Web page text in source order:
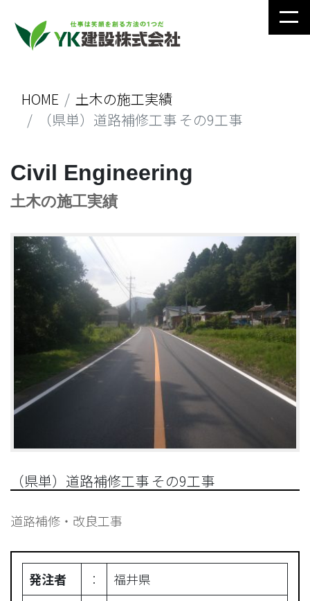
HOME
土木の施工実績
（県単）道路補修工事 その9工事
Civil Engineering
土木の施工実績
（県単）道路補修工事 その9工事
道路補修・改良工事
発注者 ︰ 福井県